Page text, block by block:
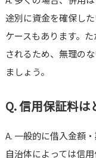
途別に資金を確保し
ケースもあります。
されるため、無理の
ましょう。
Q. 信用保証料
A. 一般的に借入金額
自治体によっては信